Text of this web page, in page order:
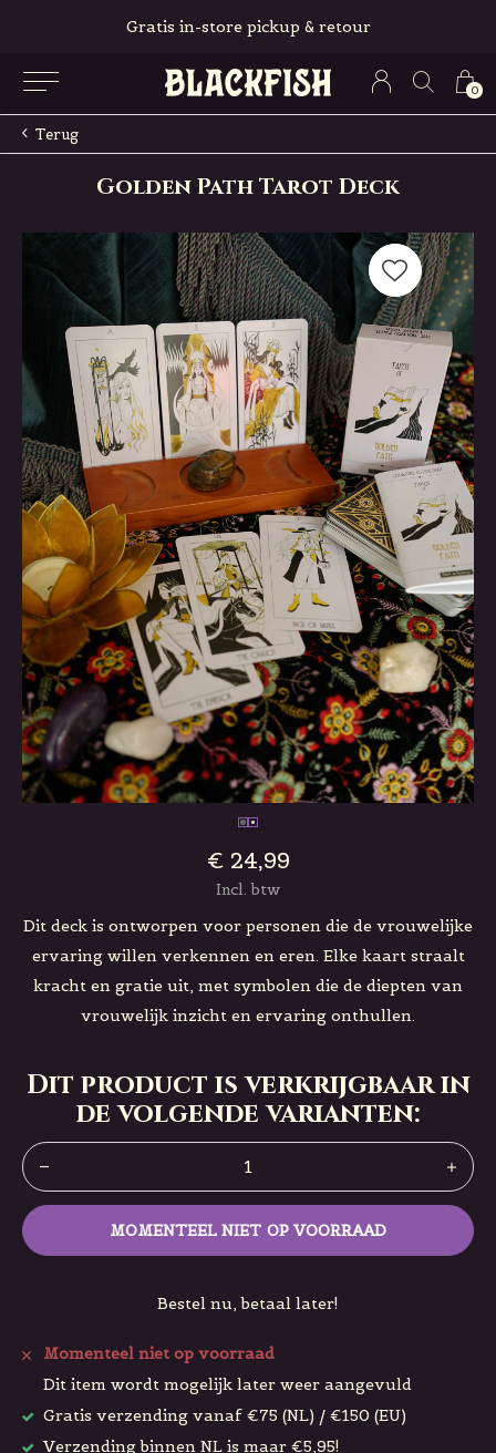
0
Gratis in-store pickup & retour
Terug
Golden Path Tarot Deck
€ 24,99
Incl. btw
Dit deck is ontworpen voor personen die de vrouwelijke
ervaring willen verkennen en eren. Elke kaart straalt
kracht en gratie uit, met symbolen die de diepten van
vrouwelijk inzicht en ervaring onthullen.
Dit product is verkrijgbaar in
de volgende varianten:
MOMENTEEL NIET OP VOORRAAD
Bestel nu, betaal later!
Momenteel niet op voorraad
Dit item wordt mogelijk later weer aangevuld
Gratis verzending vanaf €75 (NL) / €150 (EU)
Verzending binnen NL is maar €5,95!